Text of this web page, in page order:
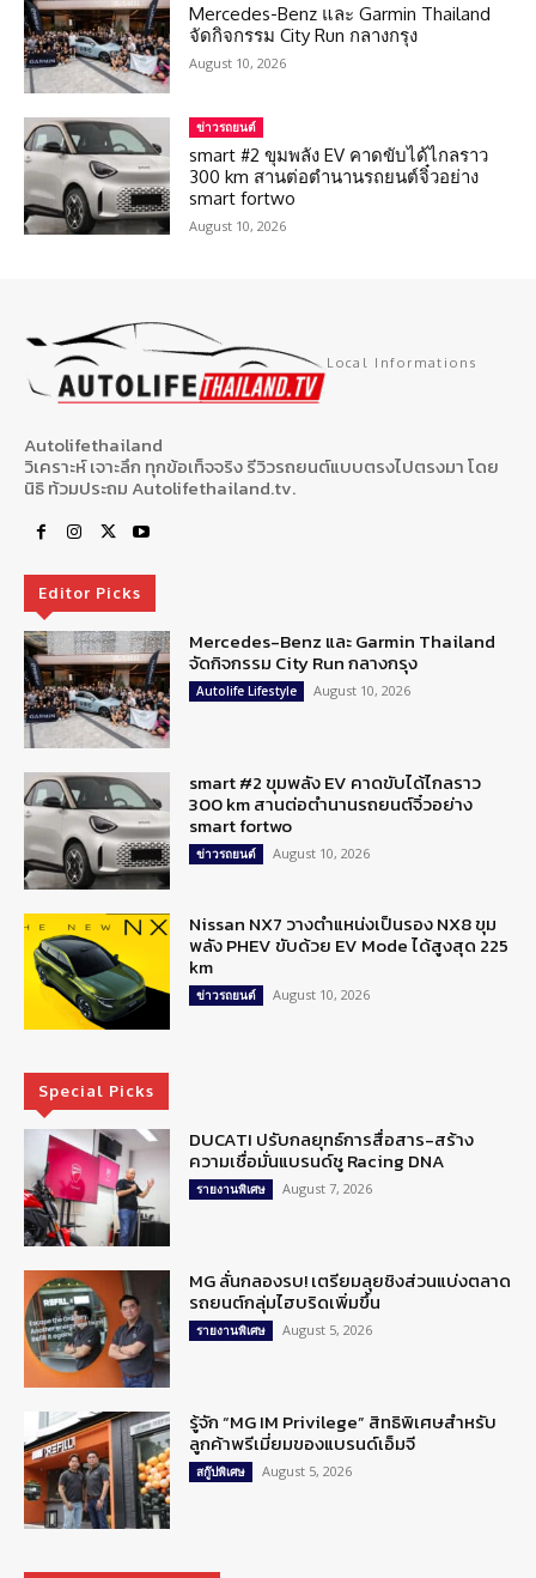
Mercedes-Benz และ Garmin Thailand
จัดกิจกรรม City Run กลางกรุง
August 10, 2026
ข่าวรถยนต์
smart #2 ขุมพลัง EV คาดขับได้ไกลราว
300 km สานต่อตำนานรถยนต์จิ๋วอย่าง
smart fortwo
August 10, 2026
Local Informations
Autolifethailand
วิเคราะห์ เจาะลึก ทุกข้อเท็จจริง รีวิวรถยนต์แบบตรงไปตรงมา โดย
นิธิ ท้วมประถม Autolifethailand.tv.
Editor Picks
Mercedes-Benz และ Garmin Thailand
จัดกิจกรรม City Run กลางกรุง
Autolife Lifestyle August 10, 2026
smart #2 ขุมพลัง EV คาดขับได้ไกลราว
300 km สานต่อตำนานรถยนต์จิ๋วอย่าง
smart fortwo
ข่าวรถยนต์ August 10, 2026
Nissan NX7 วางตำแหน่งเป็นรอง NX8 ขุม
พลัง PHEV ขับด้วย EV Mode ได้สูงสุด 225
km
ข่าวรถยนต์ August 10, 2026
Special Picks
DUCATI ปรับกลยุทธ์การสื่อสาร-สร้าง
ความเชื่อมั่นแบรนด์ชู Racing DNA
รายงานพิเศษ August 7, 2026
MG ลั่นกลองรบ! เตรียมลุยชิงส่วนแบ่งตลาด
รถยนต์กลุ่มไฮบริดเพิ่มขึ้น
รายงานพิเศษ August 5, 2026
รู้จัก “MG IM Privilege” สิทธิพิเศษสำหรับ
ลูกค้าพรีเมี่ยมของแบรนด์เอ็มจี
สกู๊ปพิเศษ August 5, 2026